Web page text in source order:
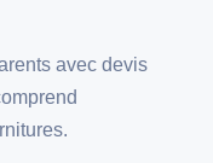
avec devis